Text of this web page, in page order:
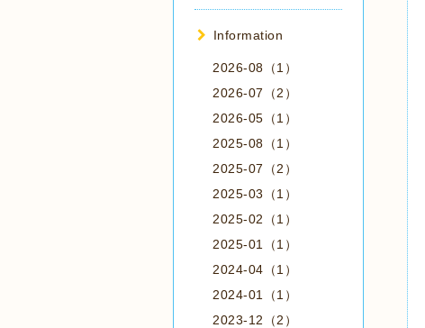
Information
2026-08（1）
2026-07（2）
2026-05（1）
2025-08（1）
2025-07（2）
2025-03（1）
2025-02（1）
2025-01（1）
2024-04（1）
2024-01（1）
2023-12（2）